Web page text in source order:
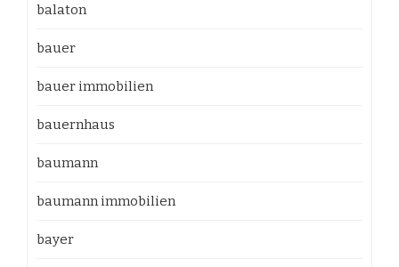
balaton
bauer
bauer immobilien
bauernhaus
baumann
baumann immobilien
bayer